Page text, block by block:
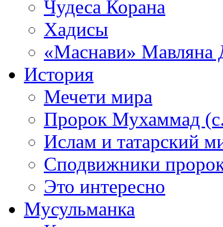
Чудеса Корана
Хадисы
«Маснави» Мавляна
История
Мечети мира
Пророк Мухаммад
Ислам и татарский
Сподвижники
Это интересно
Мусульманка